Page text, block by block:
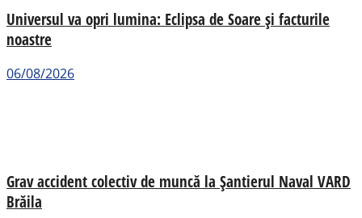
Universul va opri lumina: Eclipsa de Soare și facturile
noastre
06/08/2026
Grav accident colectiv de muncă la Șantierul Naval VARD
Brăila